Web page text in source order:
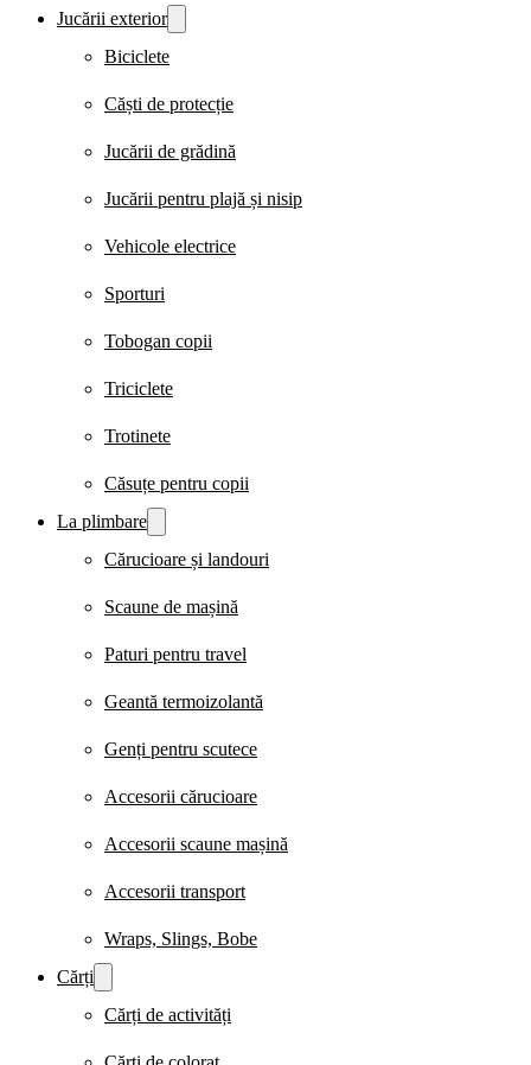
Jucării exterior
Biciclete
Căști de protecție
Jucării de grădină
Jucării pentru plajă și nisip
Vehicole electrice
Sporturi
Tobogan copii
Triciclete
Trotinete
Căsuțe pentru copii
La plimbare
Cărucioare și landouri
Scaune de mașină
Paturi pentru travel
Geantă termoizolantă
Genți pentru scutece
Accesorii cărucioare
Accesorii scaune mașină
Accesorii transport
Wraps, Slings, Bobe
Cărți
Cărți de activități